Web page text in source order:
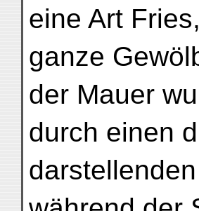
eine Art
ganze
der Mauer
durch einen